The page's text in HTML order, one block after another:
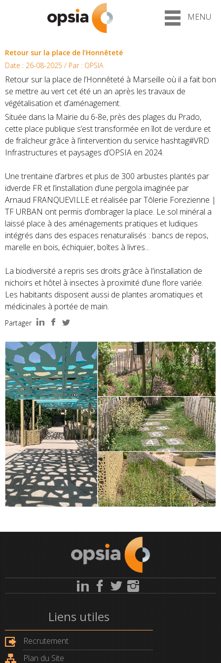
MENU
Retour sur la place de l’Honnêteté
Date : 26-08-2025 / Par : OPSIA
Retour sur la place de l’Honnêteté à Marseille où il a fait bon
se mettre au vert cet été un an après les travaux de
végétalisation et d’aménagement.
Située dans la Mairie du 6-8e, près des plages du Prado,
cette place publique s’est transformée en îlot de verdure et
de fraîcheur grâce à l’intervention du service hashtag#VRD
Infrastructures et paysages d’OPSIA en 2024.
Une trentaine d’arbres et plus de 300 arbustes plantés par
idverde FR et l’installation d’une pergola imaginée par
Arnaud FRANQUEVILLE et réalisée par Tôlerie Forezienne |
TF URBAN ont permis d’ombrager la place. Le sol minéral a
laissé place à des aménagements pratiques et ludiques
intégrés dans des espaces renaturalisés : bancs de repos,
marelle en bois, échiquier, boîtes à livres...
La biodiversité a repris ses droits grâce à l'installation de
nichoirs et hôtel à insectes à proximité d’une flore variée.
Les habitants disposent aussi de plantes aromatiques et
médicinales à portée de main.
Partager
Liens utiles
Recrutement
Plan du Site